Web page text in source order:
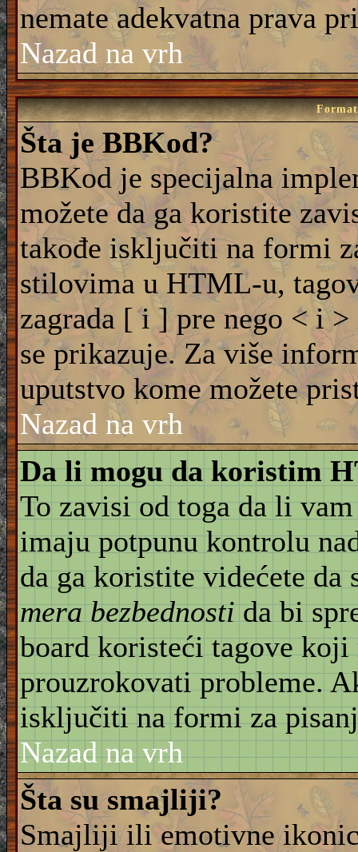
nemate adekvatna prava
Nazad na vrh
Šta je BBKod?
BBKod je specijalna
možete da ga koristite
takođe isključiti na formi
stilovima u HTML-u,
zagrada [ i ] pre nego < i
se prikazuje. Za više
uputstvo kome možete
Nazad na vrh
Da li mogu da koristim
To zavisi od toga da li
imaju potpunu kontrolu
da ga koristite videćete da
mera bezbednostida bi
board koristeći tagove
prouzrokovati probleme.
isključiti na formi za
Nazad na vrh
Šta su smajliji?
Smajliji ili emotivne